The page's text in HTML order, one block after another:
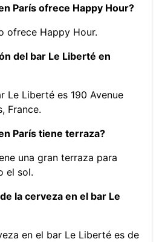
París ofrece Happy Hour?
ofrece Happy Hour.
del bar Le Liberté en
Le Liberté es 190 Avenue
France.
París tiene terraza?
una gran terraza para
el sol.
la cerveza en el bar Le
en el bar Le Liberté es de